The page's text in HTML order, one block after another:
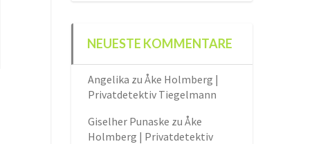
NEUESTE KOMMENTARE
Angelika zu Åke Holmberg |
Privatdetektiv Tiegelmann
Giselher Punaske zu Åke
Holmberg | Privatdetektiv